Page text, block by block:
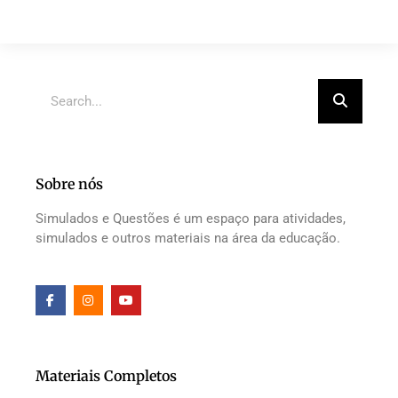
Sobre nós
Simulados e Questões é um espaço para atividades,
simulados e outros materiais na área da educação.
Materiais Completos